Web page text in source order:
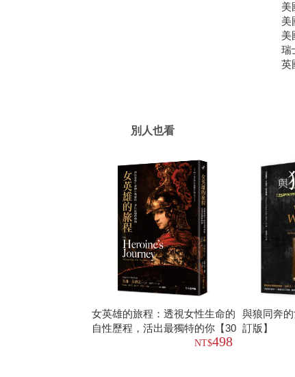
美
美
美
瑞
英
別人也看
女英雄的旅程：透視女性生命的
自性歷程，活出最獨特的你【30
498
與狼同奔
訂版】